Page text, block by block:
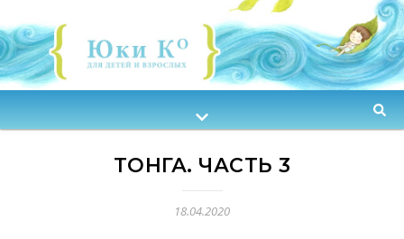
ТОНГА. ЧАСТЬ 3
18.04.2020